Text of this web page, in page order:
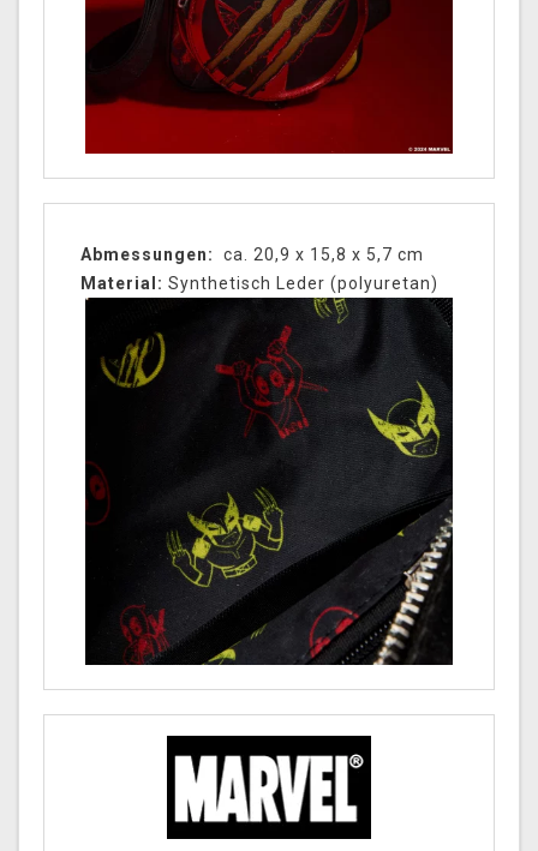
Abmessungen:
ca. 20,9 x 15,8 x 5,7 cm
Material: Synthetisch Leder (polyuretan)